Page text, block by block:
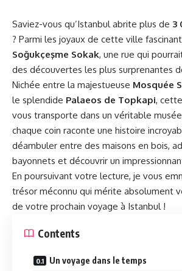
Saviez-vous qu’Istanbul abrite plus de 3
? Parmi les joyaux de cette ville
Soğukçeşme Sokak, une rue qui
des découvertes les plus surprenantes
Nichée entre la majestueuse Mosquée
le splendide Palaeos de Topkapi,
vous transporte dans un véritable
chaque coin raconte une histoire
déambuler entre des maisons en bois,
bayonnets et découvrir un
En poursuivant votre lecture, je vous
trésor méconnu qui mérite absolument
de votre prochain voyage à Istanbul !
Contents
Un voyage dans le temps